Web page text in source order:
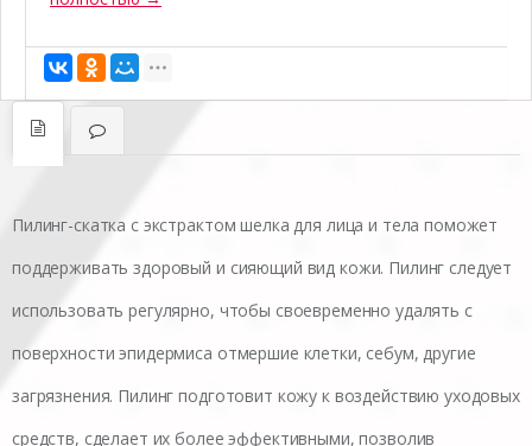
Пилинг-скатка с экстрактом шелка для лица и тела поможет
поддерживать здоровый и сияющий вид кожи. Пилинг следует
использовать регулярно, чтобы своевременно удалять с
поверхности эпидермиса отмершие клетки, себум, другие
загрязнения. Пилинг подготовит кожу к воздействию уходовых
средств, сделает их более эффективными, позволив